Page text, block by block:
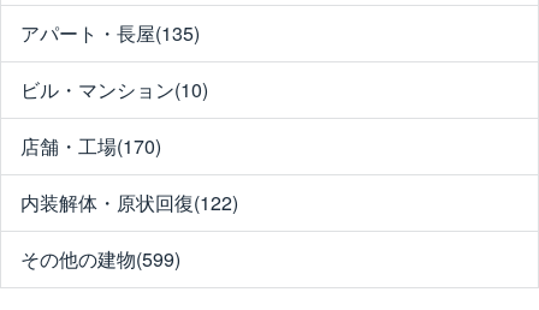
アパート・長屋(135)
ビル・マンション(10)
店舗・工場(170)
内装解体・原状回復(122)
その他の建物(599)